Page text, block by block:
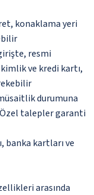
konaklama yeri
resmi
ve kredi kartı,
durumuna
Özel talepler garanti
banka kartları ve
arasında